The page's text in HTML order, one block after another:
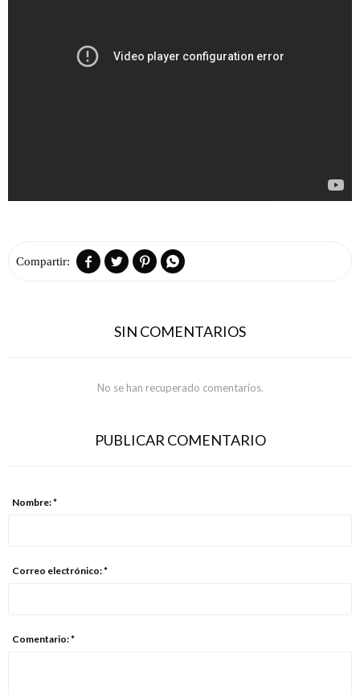
   
SIN COMENTARIOS
No se han recuperado comentarios.
PUBLICAR COMENTARIO
Nombre: *
Correo electrónico: *
Comentario: *